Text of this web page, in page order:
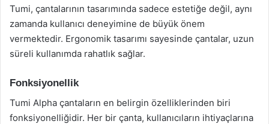
Tumi, çantalarının tasarımında sadece estetiğe değil, aynı
zamanda kullanıcı deneyimine de büyük önem
vermektedir. Ergonomik tasarımı sayesinde çantalar, uzun
süreli kullanımda rahatlık sağlar.
Fonksiyonellik
Tumi Alpha çantaların en belirgin özelliklerinden biri
fonksiyonelliğidir. Her bir çanta, kullanıcıların ihtiyaçlarına